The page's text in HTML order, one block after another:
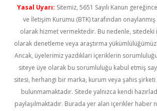
Yasal Uyarı: Sitemiz, 5651 Sayılı Kanun
ve İletişim Kurumu (BTK) tarafından onaylanmış
olarak hizmet vermektedir. Bu nedenle,
olarak denetleme veya araştırma
Ancak, üyelerimiz yazdıkları içeriklerin
siteye üye olarak bu sorumluluğu kabul etmiş
sitesi, herhangi bir marka, kurum veya şahıs şirketi
bulunmamaktadır. Sitede yalnızca kendi
paylaşılmaktadır. Burada yer alan içerikler haber